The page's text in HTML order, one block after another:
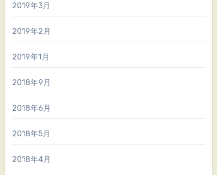
2019年3月
2019年2月
2019年1月
2018年9月
2018年6月
2018年5月
2018年4月